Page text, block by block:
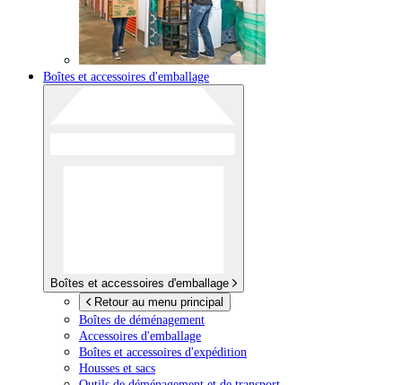
Boîtes et accessoires d'emballage
Boîtes et accessoires d'emballage
Retour au menu principal
Boîtes de déménagement
Accessoires d'emballage
Boîtes et accessoires d'expédition
Housses et sacs